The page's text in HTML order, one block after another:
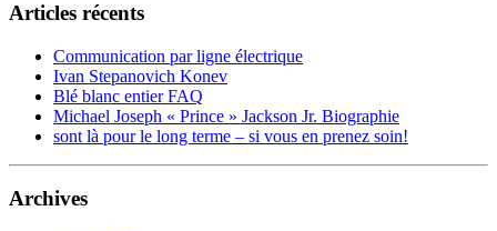
Articles récents
Communication par ligne électrique
Ivan Stepanovich Konev
Blé blanc entier FAQ
Michael Joseph « Prince » Jackson Jr. Biographie
sont là pour le long terme – si vous en prenez soin!
Archives